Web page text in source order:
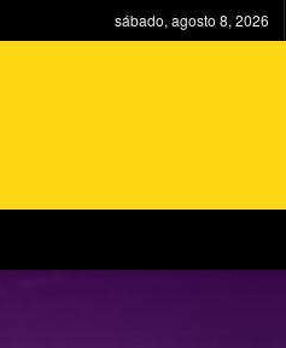
sábado, agosto 8, 2026